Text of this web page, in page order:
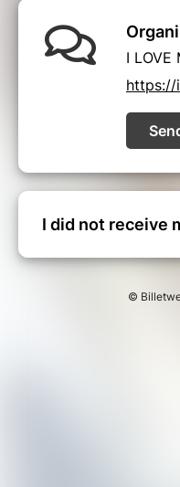
I LOVE
https://
I did not receive
©